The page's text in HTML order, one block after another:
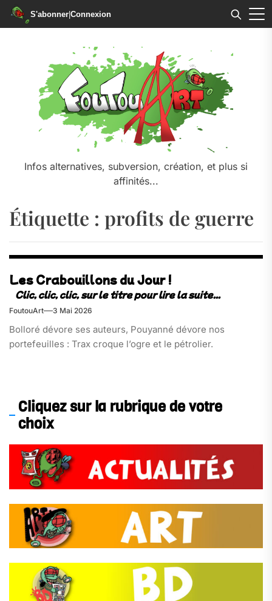
S'abonner|Connexion
Infos alternatives, subversion, création, et plus si
affinités...
Étiquette : profits de guerre
Les Crabouillons du Jour !
FoutouArt 3 Mai 2026
Bolloré dévore ses auteurs, Pouyanné dévore nos
portefeuilles : Trax croque l’ogre et le pétrolier.
Cliquez sur la rubrique de votre
choix